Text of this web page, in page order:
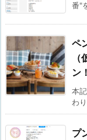
番"
ペ
ン！
本
わ
プ